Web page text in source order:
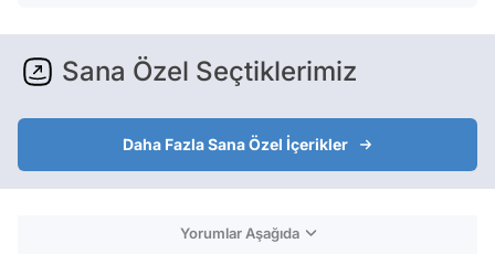
Sana Özel Seçtiklerimiz
Daha Fazla Sana Özel İçerikler
Yorumlar Aşağıda